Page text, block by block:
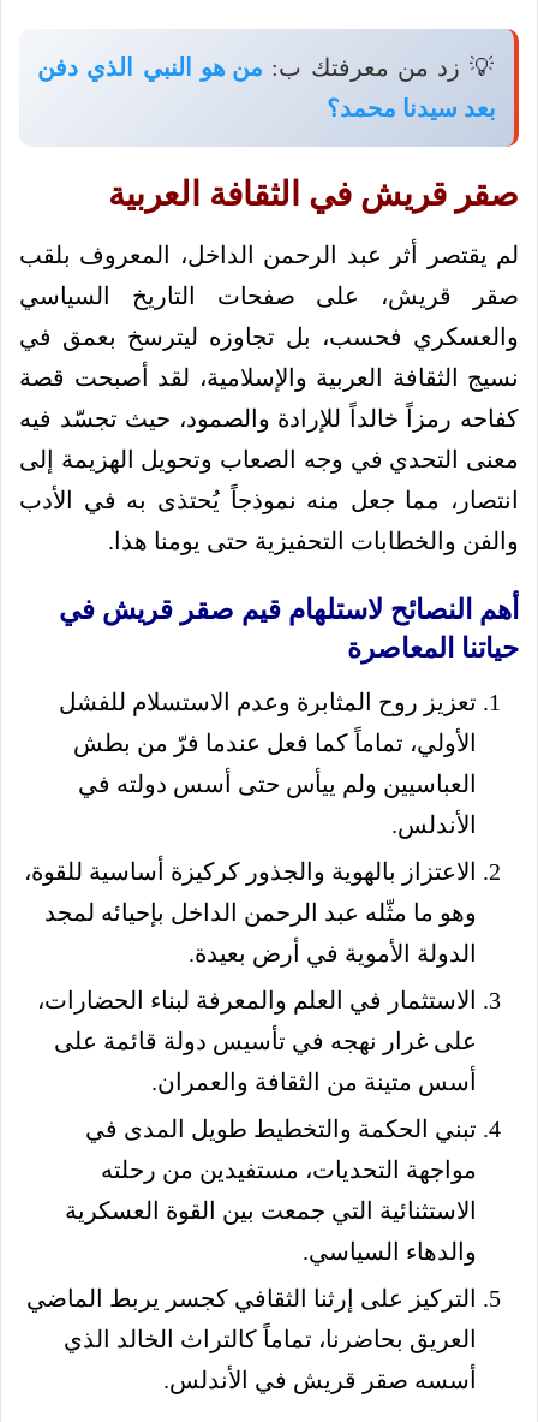
💡 زد من معرفتك ب: من هو النبي الذي دفن
بعد سيدنا محمد؟
صقر قريش في الثقافة العربية
لم يقتصر أثر عبد الرحمن الداخل، المعروف بلقب
صقر قريش، على صفحات التاريخ السياسي
والعسكري فحسب، بل تجاوزه ليترسخ بعمق في
نسيج الثقافة العربية والإسلامية، لقد أصبحت قصة
كفاحه رمزاً خالداً للإرادة والصمود، حيث تجسّد فيه
معنى التحدي في وجه الصعاب وتحويل الهزيمة إلى
انتصار، مما جعل منه نموذجاً يُحتذى به في الأدب
والفن والخطابات التحفيزية حتى يومنا هذا.
أهم النصائح لاستلهام قيم صقر قريش في
حياتنا المعاصرة
تعزيز روح المثابرة وعدم الاستسلام للفشل
الأولي، تماماً كما فعل عندما فرّ من بطش
العباسيين ولم ييأس حتى أسس دولته في
الأندلس.
الاعتزاز بالهوية والجذور كركيزة أساسية للقوة،
وهو ما مثّله عبد الرحمن الداخل بإحيائه لمجد
الدولة الأموية في أرض بعيدة.
الاستثمار في العلم والمعرفة لبناء الحضارات،
على غرار نهجه في تأسيس دولة قائمة على
أسس متينة من الثقافة والعمران.
تبني الحكمة والتخطيط طويل المدى في
مواجهة التحديات، مستفيدين من رحلته
الاستثنائية التي جمعت بين القوة العسكرية
والدهاء السياسي.
التركيز على إرثنا الثقافي كجسر يربط الماضي
العريق بحاضرنا، تماماً كالتراث الخالد الذي
أسسه صقر قريش في الأندلس.